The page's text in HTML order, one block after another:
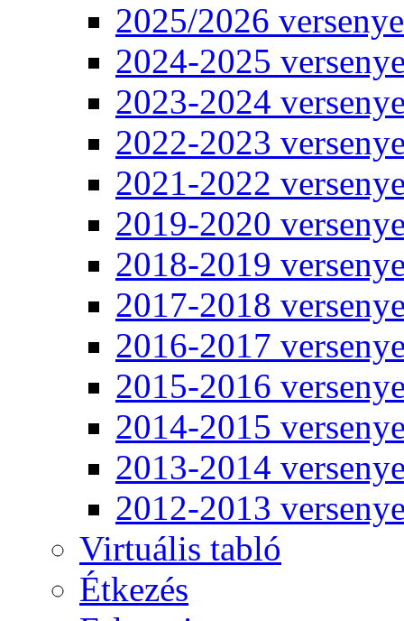
2025/2026
2024-2025
2023-2024
2022-2023
2021-2022
2019-2020
2018-2019
2017-2018
2016-2017
2015-2016
2014-2015
2013-2014
2012-2013
Virtuális tabló
Étkezés